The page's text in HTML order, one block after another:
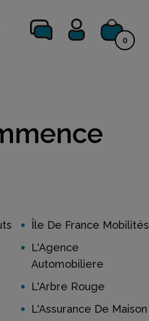
0
Île De France Mobilités
L'Agence
Automobiliere
L'Arbre Rouge
L'Assurance De Maison